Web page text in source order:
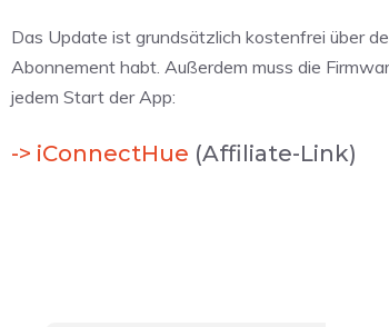
Das Update ist grundsätzlich kostenfrei über
Abonnement habt. Außerdem muss die
jedem Start der App:
-> iConnectHue (Affiliate-Link)